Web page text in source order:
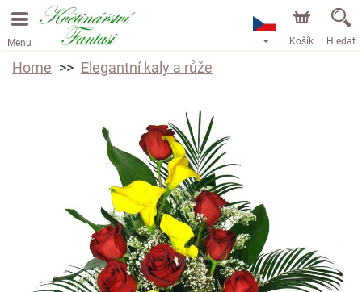
Menu Košík Hledat
Home Elegantní kaly a růže